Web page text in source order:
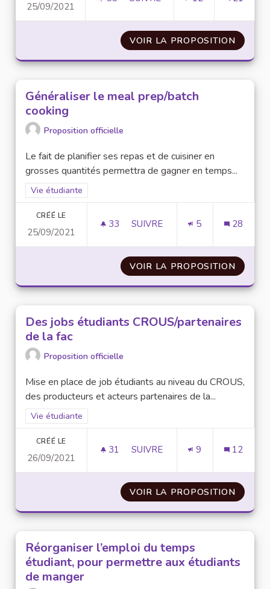
25/09/2021
VOIR LA PROPOSITION
Généraliser le meal prep/batch
cooking
Proposition officielle
Le fait de planifier ses repas et de cuisiner en
grosses quantités permettra de gagner en temps...
Filtrer les résultats de la catégorie : Vie étudiante
Vie étudiante
CRÉÉ LE
25/09/2021
33 33 ABONNÉS
SUIVRE 5 28
VOIR LA PROPOSITION
Des jobs étudiants CROUS/partenaires
de la fac
Proposition officielle
Mise en place de job étudiants au niveau du CROUS,
des producteurs et acteurs partenaires de la...
Filtrer les résultats de la catégorie : Vie étudiante
Vie étudiante
CRÉÉ LE
26/09/2021
31 31 ABONNÉS
SUIVRE 9 12
VOIR LA PROPOSITION DES
Réorganiser l’emploi du temps
étudiant, pour permettre aux étudiants
de manger